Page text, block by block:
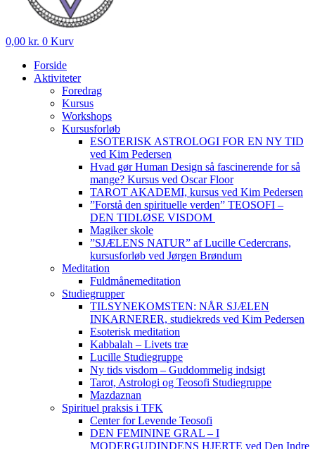
0,00 kr. 0 Kurv
Forside
Aktiviteter
Foredrag
Kursus
Workshops
Kursusforløb
ESOTERISK ASTROLOGI FOR EN NY TID
ved Kim Pedersen
Hvad gør Human Design så fascinerende for så
mange? Kursus ved Oscar Floor
TAROT AKADEMI, kursus ved Kim Pedersen
”Forstå den spirituelle verden” TEOSOFI –
DEN TIDLØSE VISDOM
Magiker skole
”SJÆLENS NATUR” af Lucille Cedercrans,
kursusforløb ved Jørgen Brøndum
Meditation
Fuldmånemeditation
Studiegrupper
TILSYNEKOMSTEN: NÅR SJÆLEN
INKARNERER, studiekreds ved Kim Pedersen
Esoterisk meditation
Kabbalah – Livets træ
Lucille Studiegruppe
Ny tids visdom – Guddommelig indsigt
Tarot, Astrologi og Teosofi Studiegruppe
Mazdaznan
Spirituel praksis i TFK
Center for Levende Teosofi
DEN FEMININE GRAL – I
MODERGUDINDENS HJERTE ved Den Indre